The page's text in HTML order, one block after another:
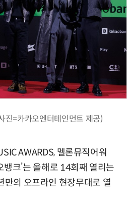
진=카카오엔터테인먼트 제공)
AWARDS, 멜론뮤직어워
크’는 올해로 14회째 열리는
만의 오프라인 현장무대로 열